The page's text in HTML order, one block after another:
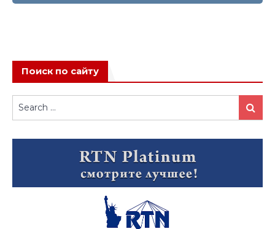
Поиск по сайту
Search
for:
Search